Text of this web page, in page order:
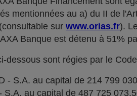
mentionnées au a) du II de
sur www.orias.fr).
Banque est détenu à 51%
dessous sont régies par le
- S.A. au capital de 214 799
S.A. au capital de 487 725